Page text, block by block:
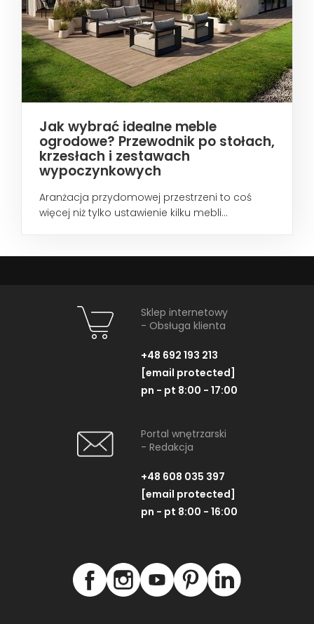
Jak wybrać idealne meble
ogrodowe? Przewodnik po stołach,
krzesłach i zestawach
wypoczynkowych
Aranżacja przydomowej przestrzeni to coś
więcej niż tylko ustawienie kilku mebli...
Sklep internetowy
- Obsługa klienta
+48 692 193 213
[email protected]
pn - pt 8:00 - 17:00
Portal wnętrzarski
- Redakcja
+48 608 035 397
[email protected]
pn - pt 8:00 - 16:00